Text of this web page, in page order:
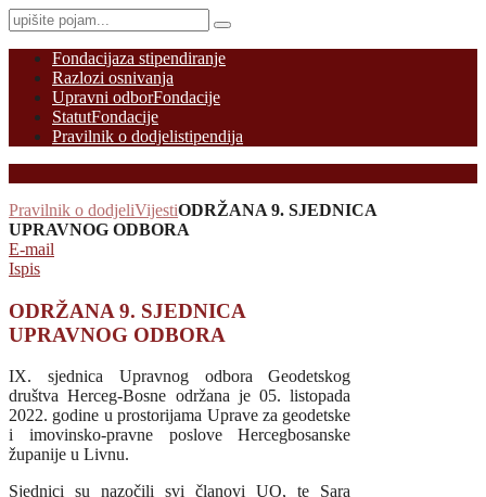
Fondacijaza stipendiranje
Razlozi osnivanja
Upravni odborFondacije
StatutFondacije
Pravilnik o dodjelistipendija
Pravilnik o dodjeliVijestiODRŽANA 9. SJEDNICA
UPRAVNOG ODBORA
E-mail
Ispis
ODRŽANA 9. SJEDNICA
UPRAVNOG ODBORA
IX. sjednica Upravnog odbora Geodetskog
društva Herceg-Bosne održana je 05. listopada
2022. godine u prostorijama Uprave za geodetske
i imovinsko-pravne poslove Hercegbosanske
županije u Livnu.
Sjednici su nazočili svi članovi UO, te Sara